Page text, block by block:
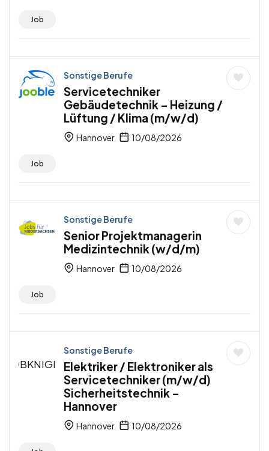
Job
Sonstige Berufe
Servicetechniker
Gebäudetechnik – Heizung /
Lüftung / Klima (m/w/d)
Hannover 10/08/2026
Job
Sonstige Berufe
Senior Projektmanagerin
Medizintechnik (w/d/m)
Hannover 10/08/2026
Job
Sonstige Berufe
Elektriker / Elektroniker als
Servicetechniker (m/w/d)
Sicherheitstechnik –
Hannover
Hannover 10/08/2026